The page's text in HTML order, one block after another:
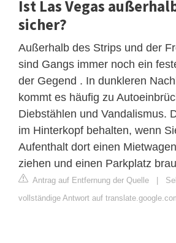
Ist Las Vegas
sicher?
Außerhalb des Strips und der
sind Gangs immer noch ein
der Gegend . In dunkleren
kommt es häufig zu
Diebstählen und Vandalismus.
im Hinterkopf behalten, wenn
Aufenthalt dort einen
ziehen und einen Parkplatz
Antrag auf Entfernung der Quelle
vollständige Antwort auf